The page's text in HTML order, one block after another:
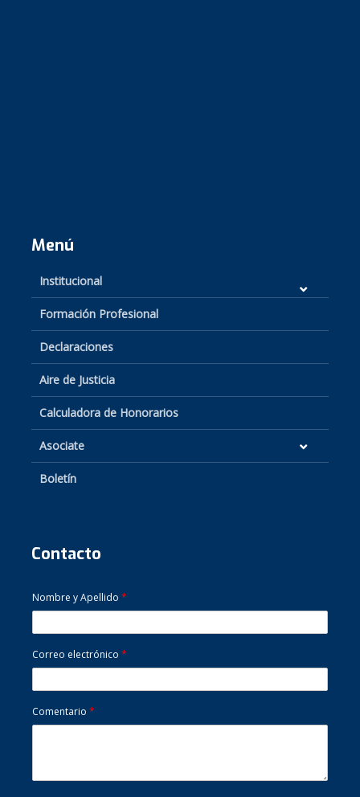
Menú
Institucional
Formación Profesional
Declaraciones
Aire de Justicia
Calculadora de Honorarios
Asociate
Boletín
Contacto
Nombre y Apellido *
Correo electrónico *
Comentario *